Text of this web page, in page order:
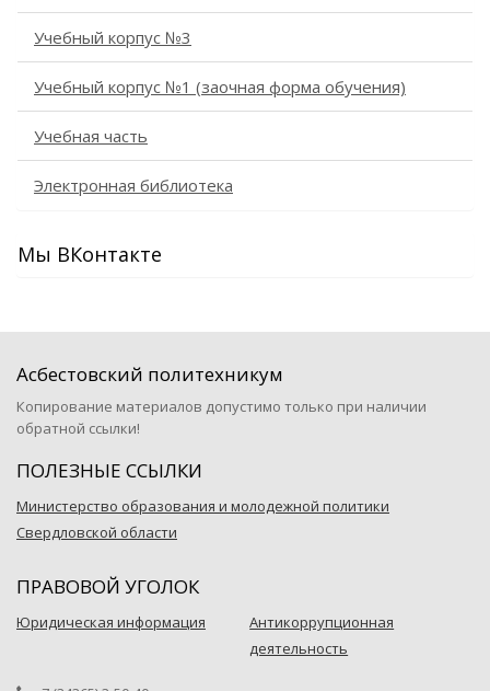
Учебный корпус №3
Учебный корпус №1 (заочная форма обучения)
Учебная часть
Электронная библиотека
Мы ВКонтакте
Асбестовский политехникум
Копирование материалов допустимо только при наличии
обратной ссылки!
ПОЛЕЗНЫЕ ССЫЛКИ
Министерство образования и молодежной политики
Свердловской области
ПРАВОВОЙ УГОЛОК
Юридическая информация
Антикоррупционная
деятельность